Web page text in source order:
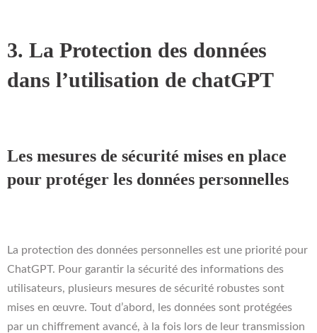
3. La Protection des données
dans l’utilisation de chatGPT
Les mesures de sécurité mises en place
pour protéger les données personnelles
La protection des données personnelles est une priorité pour
ChatGPT. Pour garantir la sécurité des informations des
utilisateurs, plusieurs mesures de sécurité robustes sont
mises en œuvre. Tout d’abord, les données sont protégées
par un chiffrement avancé, à la fois lors de leur transmission